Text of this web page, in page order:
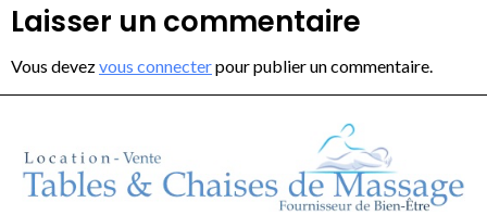
Laisser un commentaire
Vous devezvous connecterpour publier un commentaire.